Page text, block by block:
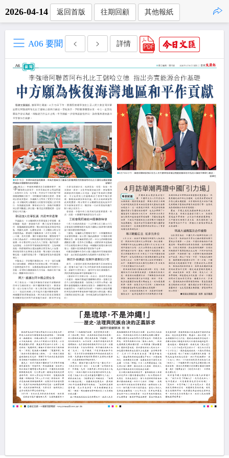
2026-04-14 返回首版 往期回顧 其他報紙
A06 要聞 詳情